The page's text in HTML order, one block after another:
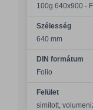
100g 640x900 - F
Szélesség
640 mm
DIN formátum
Folio
Felület
simított,